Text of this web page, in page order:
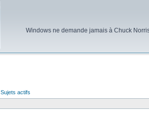
Windows ne demande jamais à Chuck
Sujets actifs